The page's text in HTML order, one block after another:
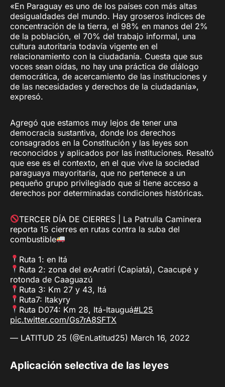
«En Paraguay es uno de los países con más altas
desigualdades del mundo. Hay groseros índices de
concentración de la tierra, el 98% en manos del 2%
de la población, el 70% del trabajo informal, una
cultura autoritaria todavía vigente en el
relacionamiento con la ciudadanía. Cuesta que sus
voces sean oídas, no hay una práctica de diálogo
democrática, de acercamiento de las instituciones y
de las necesidades y derechos de la ciudadanía»,
expresó.
Agregó que estamos muy lejos de tener una
democracia sustantiva, donde los derechos
consagrados en la Constitución y las leyes son
reconocidos y aplicados por las instituciones. Resaltó
que ese es el contexto, en el que vive la sociedad
paraguaya mayoritaria, que no pertenece a un
pequeño grupo privilegiado que sí tiene acceso a
derechos por determinadas condiciones históricas.
TERCER DÍA DE CIERRES | La Patrulla Caminera
reporta 15 cierres en rutas contra la suba del
combustible
Ruta 1: en Itá
Ruta 2: zona del exAratirí (Capiatá), Caacupé y
rotonda de Caaguazú
Ruta 3: Km 27 y 43, Itá
Ruta7: Itakyry
Ruta D074: Km 28, Itá-Itauguá#L25
pic.twitter.com/Gs7rA8SFTX
— LATITUD 25 (@EnLatitud25) March 16, 2022
Aplicación selectiva de las leyes